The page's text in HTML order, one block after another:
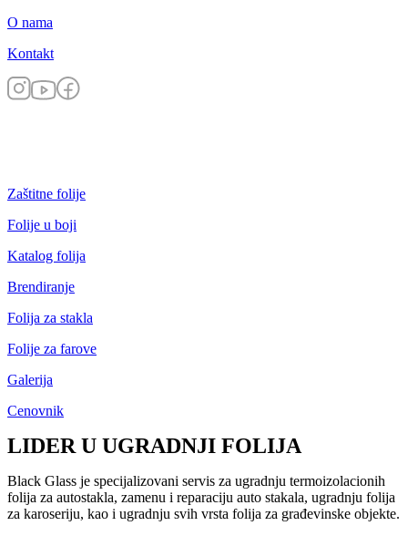
O nama
Kontakt
Zaštitne folije
Folije u boji
Katalog folija
Brendiranje
Folija za stakla
Folije za farove
Galerija
Cenovnik
LIDER U UGRADNJI FOLIJA
Black Glass je specijalizovani servis za ugradnju termoizolacionih
folija za autostakla, zamenu i reparaciju auto stakala, ugradnju folija
za karoseriju, kao i ugradnju svih vrsta folija za građevinske objekte.